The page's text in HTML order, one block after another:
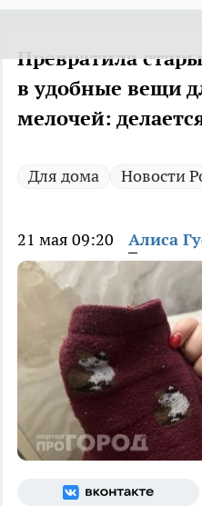
Превратила
в удобные вещи
мелочей:
Для дома Новости
21 мая 09:20 Алиса